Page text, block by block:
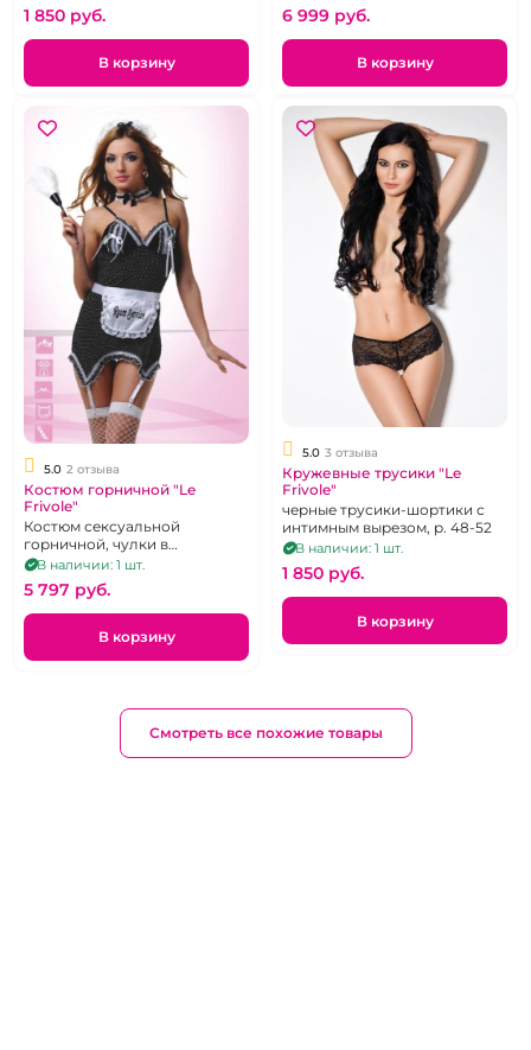
1 850 pуб.
В корзину
6 999 pуб.
В корзину
5.0 2 отзыва
Костюм горничной "Le
Frivole"
Костюм сексуальной
горничной, чулки в
комплекте.
В наличии: 1 шт.
5 797 pуб.
В корзину
5.0 3 отзыва
Кружевные трусики "Le
Frivole"
черные трусики-шортики с
интимным вырезом, р. 48-52
В наличии: 1 шт.
1 850 pуб.
В корзину
Смотреть все похожие товары